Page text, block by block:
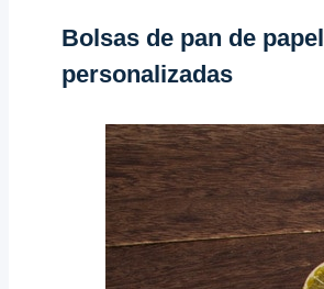
Bolsas de pan de papel
personalizadas